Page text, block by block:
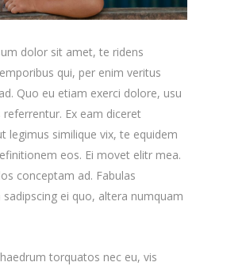
dolor sit amet, te ridens
qui, per enim veritus
Quo eu etiam exerci dolore, usu
referrentur. Ex eam diceret
legimus similique vix, te equidem
eos. Ei movet elitr mea.
conceptam ad. Fabulas
ei quo, altera numquam
torquatos nec eu, vis